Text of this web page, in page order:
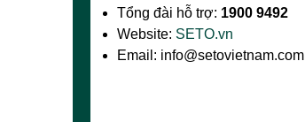
Tổng đài hỗ trợ: 1900 9492
Website: SETO.vn
Email: info@setovietnam.com